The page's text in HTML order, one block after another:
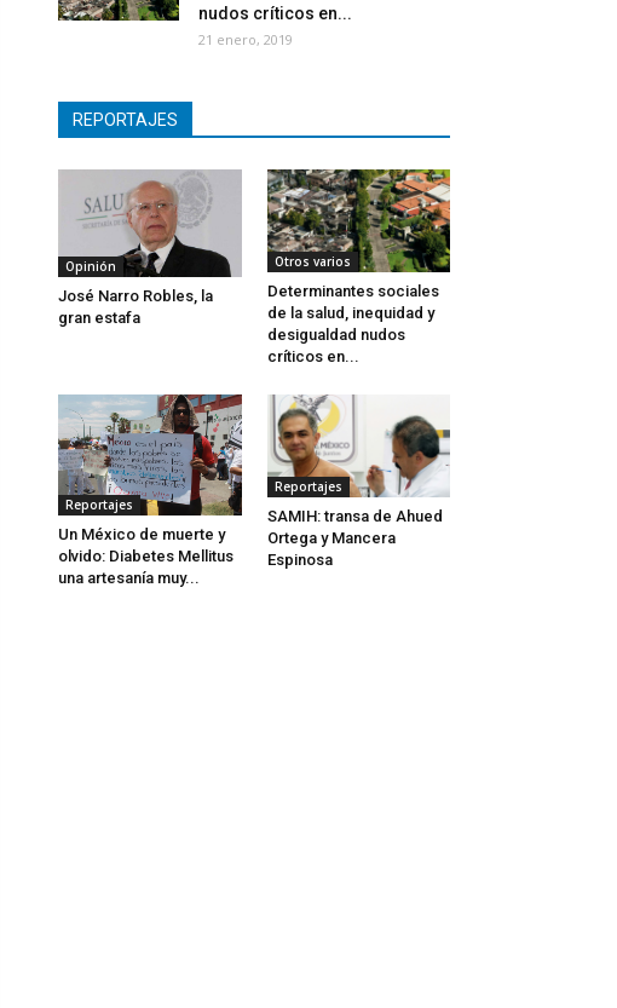
nudos críticos en...
21 enero, 2019
REPORTAJES
Opinión
José Narro Robles, la
gran estafa
Otros varios
Determinantes sociales
de la salud, inequidad y
desigualdad nudos
críticos en...
Reportajes
Un México de muerte y
olvido: Diabetes Mellitus
una artesanía muy...
Reportajes
SAMIH: transa de Ahued
Ortega y Mancera
Espinosa